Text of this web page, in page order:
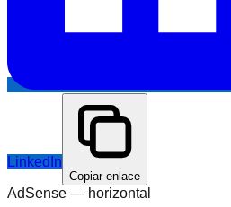
LinkedIn
Copiar enlace
AdSense — horizontal